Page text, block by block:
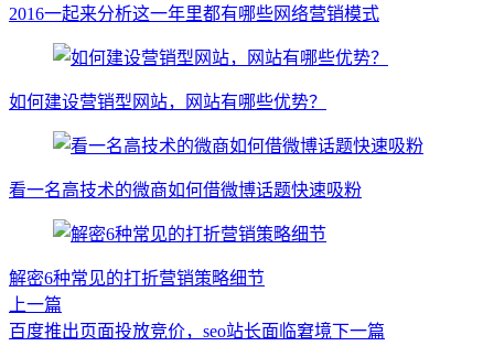
2016一起来分析这一年里都有哪些网络营销模式
如何建设营销型网站，网站有哪些优势？
看一名高技术的微商如何借微博话题快速吸粉
解密6种常见的打折营销策略细节
上一篇
百度推出页面投放竞价，seo站长面临窘境下一篇